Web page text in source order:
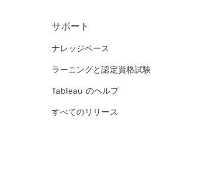
サポート
ナレッジベース
ラーニングと認定資格試験
Tableau のヘルプ
すべてのリリース